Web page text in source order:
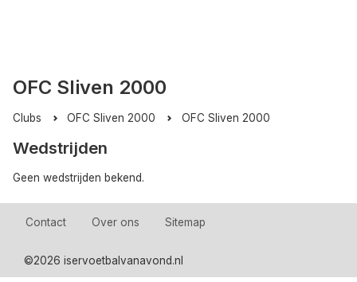
OFC Sliven 2000
Clubs OFC Sliven 2000 OFC Sliven 2000
Wedstrijden
Geen wedstrijden bekend.
Contact Over ons Sitemap
©2026 iservoetbalvanavond.nl